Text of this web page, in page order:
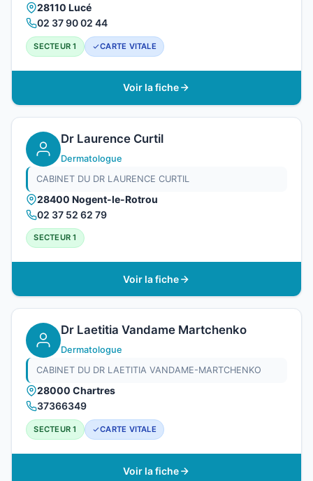
28110 Lucé
02 37 90 02 44
SECTEUR 1 CARTE VITALE
Voir la fiche
Dr Laurence Curtil
Dermatologue
CABINET DU DR LAURENCE CURTIL
28400 Nogent-le-Rotrou
02 37 52 62 79
SECTEUR 1
Voir la fiche
Dr Laetitia Vandame Martchenko
Dermatologue
CABINET DU DR LAETITIA VANDAME-MARTCHENKO
28000 Chartres
37366349
SECTEUR 1 CARTE VITALE
Voir la fiche